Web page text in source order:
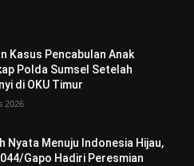
Kasus Pencabulan Anak
Polda Sumsel Setelah
di OKU Timur
2026
Nyata Menuju Indonesia Hijau,
Gapo Hadiri Peresmian